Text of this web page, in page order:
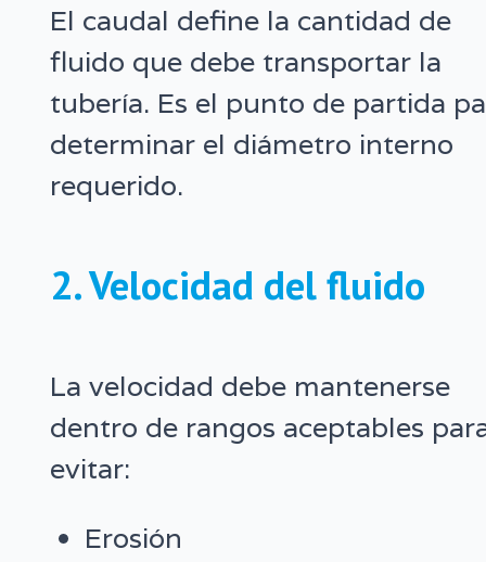
El caudal define la cantidad de
fluido que debe transportar la
tubería. Es el punto de partida
determinar el diámetro interno
requerido.
2. Velocidad del fluido
La velocidad debe mantenerse
dentro de rangos aceptables
evitar:
Erosión